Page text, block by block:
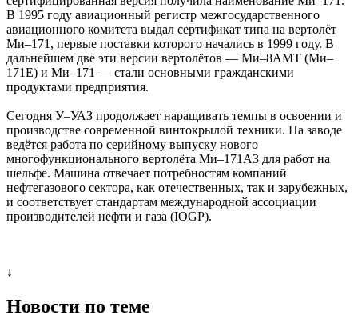
В 1995 году авиационный регистр межгосударственного
авиационного комитета выдал сертификат типа на вертолёт
Ми–171, первые поставки которого начались в 1999 году. В
дальнейшем две эти версии вертолётов — Ми–8АМТ (Ми–
171Е) и Ми–171 — стали основными гражданскими
продуктами предприятия.
Сегодня У–УАЗ продолжает наращивать темпы в освоении и
производстве современной винтокрылой техники. На заводе
ведётся работа по серийному выпуску нового
многофункционального вертолёта Ми–171А3 для работ на
шельфе. Машина отвечает потребностям компаний
нефтегазового сектора, как отечественных, так и зарубежных,
и соответствует стандартам международной ассоциации
производителей нефти и газа (IOGP).
↓
Новости по теме